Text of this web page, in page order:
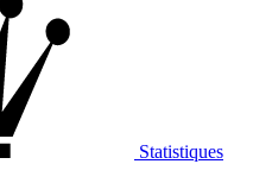
Statistiques